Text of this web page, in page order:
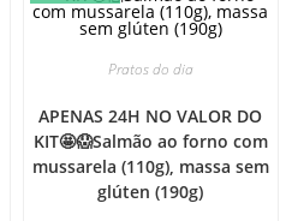
Pratos do dia
APENAS 24H NO VALOR DO
KIT🤩😱Salmão ao forno com
mussarela (110g), massa sem
glúten (190g)